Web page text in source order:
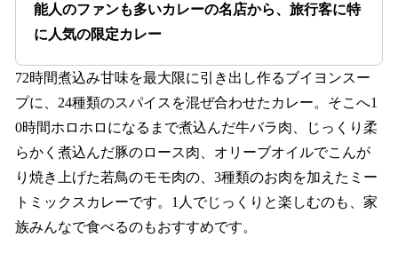
能人のファンも多いカレーの名店から、旅行客に特
に人気の限定カレー
72時間煮込み甘味を最大限に引き出し作るブイヨンスー
プに、24種類のスパイスを混ぜ合わせたカレー。そこへ1
0時間ホロホロになるまで煮込んだ牛バラ肉、じっくり柔
らかく煮込んだ豚のロース肉、オリーブオイルでこんが
り焼き上げた若鳥のモモ肉の、3種類のお肉を加えたミー
トミックスカレーです。1人でじっくりと楽しむのも、家
族みんなで食べるのもおすすめです。